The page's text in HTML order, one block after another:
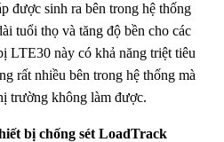
được sinh ra bên trong hệ thống
tuổi thọ và tăng độ bền cho các
LTE30 này có khả năng triệt tiêu
rất nhiều bên trong hệ thống mà
trường không làm được.
bị chống sét LoadTrack